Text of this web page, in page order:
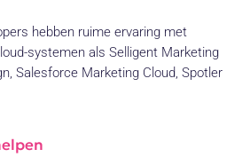
hebben ruime ervaring met
systemen als Selligent Marketing
Salesforce Marketing Cloud, Spotler